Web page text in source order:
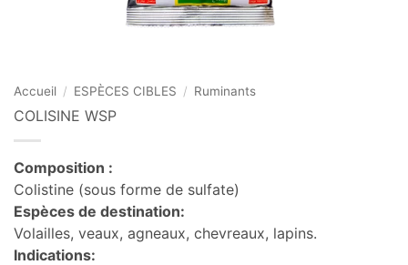
Accueil / ESPÈCES CIBLES / Ruminants
COLISINE WSP
Composition :
Colistine (sous forme de sulfate)
Espèces de destination:
Volailles, veaux, agneaux, chevreaux, lapins.
Indications: